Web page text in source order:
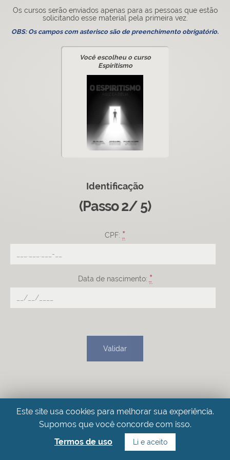
Os cursos serão enviados apenas para as pessoas que estão
solicitando esse material pela primeira vez.
OBS: Os campos com asterisco são de preenchimento obrigatório.
Você escolheu o curso
Espiritismo
Identificação
(Passo 2/ 5)
CPF: *
Data de nascimento: *
Validar
Este site usa cookies para melhorar sua experiência.
Supomos que você concorde com isso.
Termos de uso
Li e aceito